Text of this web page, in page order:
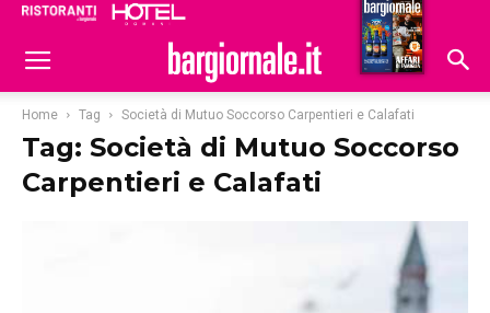
Hoteldomani
Home Tag Società di Mutuo Soccorso Carpentieri e Calafati
Tag: Società di Mutuo Soccorso
Carpentieri e Calafati